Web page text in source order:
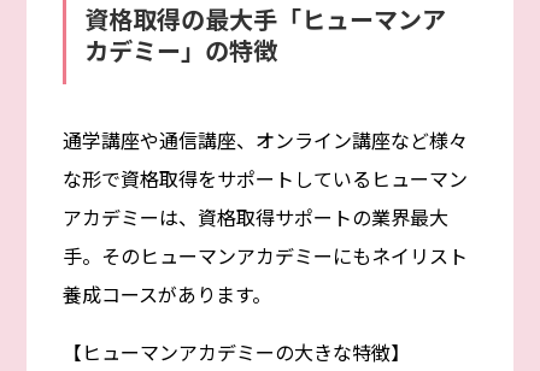
資格取得の最大手「ヒューマンア
カデミー」の特徴
通学講座や通信講座、オンライン講座など様々
な形で資格取得をサポートしているヒューマン
アカデミーは、資格取得サポートの業界最大
手。そのヒューマンアカデミーにもネイリスト
養成コースがあります。
【ヒューマンアカデミーの大きな特徴】